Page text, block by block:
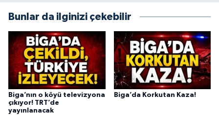
Bunlar da ilginizi çekebilir
Biga’nın o köyü televizyona
çıkıyor! TRT’de
yayınlanacak
Biga’da Korkutan Kaza!